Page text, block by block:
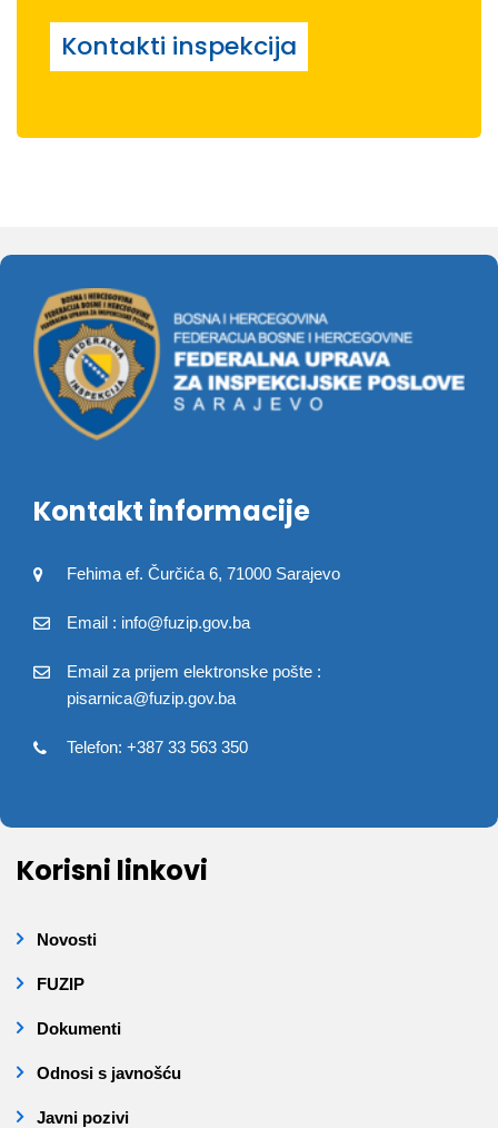
Kontakti inspekcija
Kontakt informacije
Fehima ef. Čurčića 6, 71000 Sarajevo
Email : info@fuzip.gov.ba
Email za prijem elektronske pošte :
pisarnica@fuzip.gov.ba
Telefon: +387 33 563 350
Korisni linkovi
Novosti
FUZIP
Dokumenti
Odnosi s javnošću
Javni pozivi